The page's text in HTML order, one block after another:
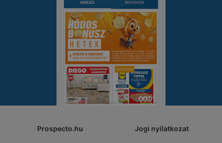
Prospecto.hu Jogi nyilatkozat